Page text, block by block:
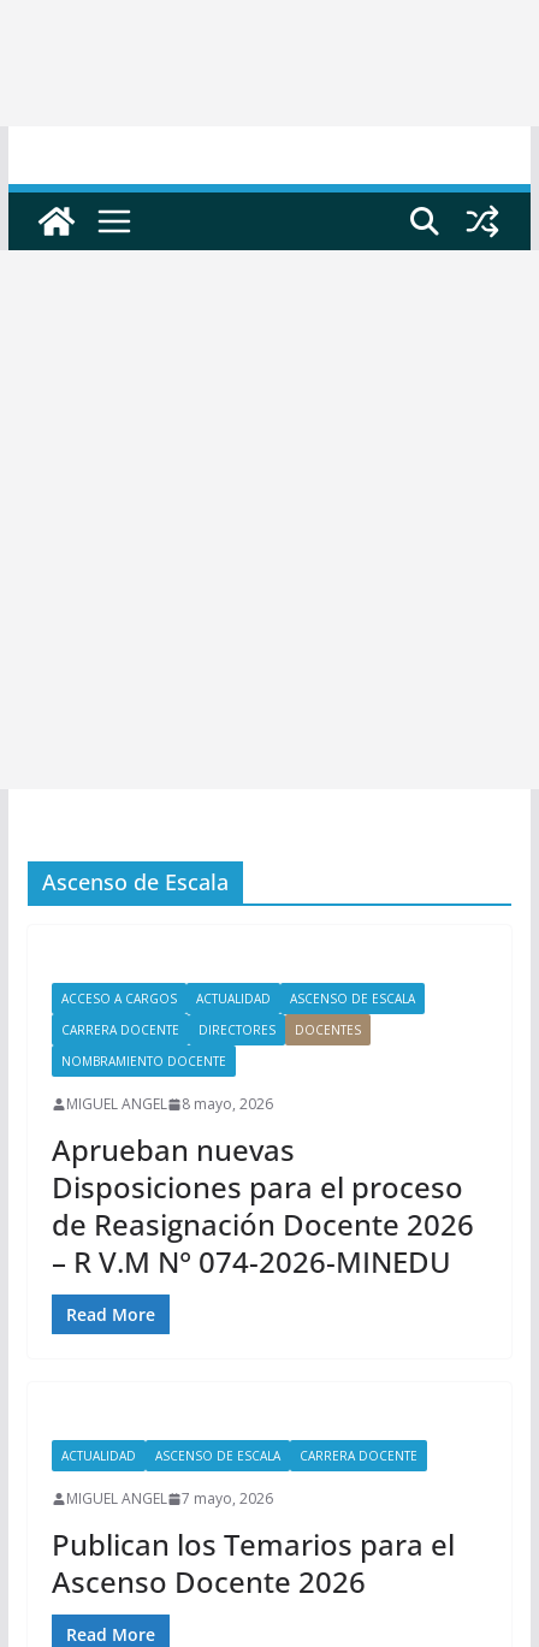
Ascenso de Escala
ACCESO A CARGOS ACTUALIDAD
ASCENSO DE ESCALA
CARRERA DOCENTE
DIRECTORES
DOCENTES
NOMBRAMIENTO DOCENTE
MIGUEL ANGEL 8 mayo, 2026
Aprueban nuevas
Disposiciones para el proceso
de Reasignación Docente 2026
– R V.M N° 074-2026-MINEDU
Read More
ACTUALIDAD ASCENSO DE ESCALA CARRERA DOCENTE
MIGUEL ANGEL 7 mayo, 2026
Publican los Temarios para el
Ascenso Docente 2026
Read More